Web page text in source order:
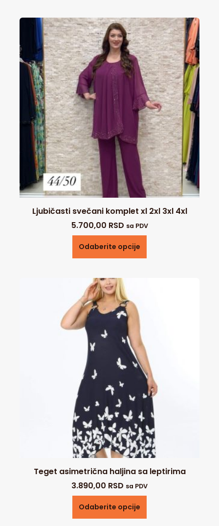
Ljubičasti svečani komplet xl 2xl 3xl 4xl
5.700,00 RSD sa PDV
Odaberite opcije
Teget asimetrična haljina sa leptirima
3.890,00 RSD sa PDV
Odaberite opcije